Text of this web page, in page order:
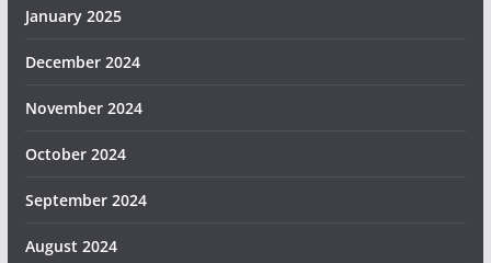
January 2025
December 2024
November 2024
October 2024
September 2024
August 2024